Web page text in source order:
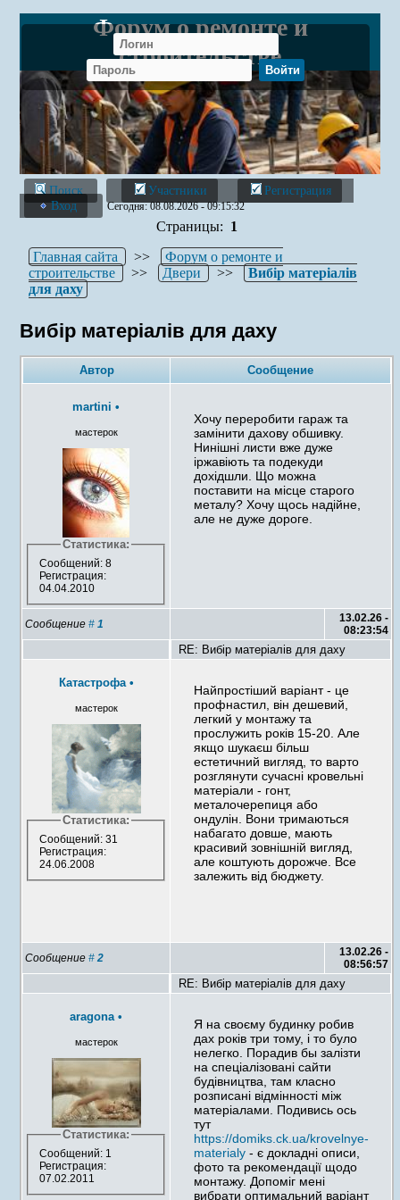
Форум о ремонте и
строительстве
Поиск Участники
Регистрация
Вход
Сегодня: 08.08.2026 - 09:15:32
Страницы: 1
Главная сайта
>>
Форум о ремонте и
строительстве
>> Двери >>
Вибір матеріалів
для даху
Вибір матеріалів для даху
Автор Сообщение
martini •
мастерок
Статистика:
Сообщений: 8
Регистрация:
04.04.2010
Хочу переробити гараж та
замінити дахову обшивку.
Нинішні листи вже дуже
іржавіють та подекуди
дохідшли. Що можна
поставити на місце старого
металу? Хочу щось надійне,
але не дуже дороге.
Сообщение#1
13.02.26 -
08:23:54
RE: Вибір матеріалів для даху
Катастрофа •
мастерок
Статистика:
Сообщений: 31
Регистрация:
24.06.2008
Найпростіший варіант - це
профнастил, він дешевий,
легкий у монтажу та
прослужить років 15-20. Але
якщо шукаєш більш
естетичний вигляд, то варто
розглянути сучасні кровельні
матеріали - гонт,
металочерепиця або
ондулін. Вони тримаються
набагато довше, мають
красивий зовнішній вигляд,
але коштують дорожче. Все
залежить від бюджету.
Сообщение#2
13.02.26 -
08:56:57
RE: Вибір матеріалів для даху
aragona •
мастерок
Статистика:
Сообщений: 1
Регистрация:
07.02.2011
Я на своєму будинку робив
дах років три тому, і то було
нелегко. Порадив бы залізти
на спеціалізовані сайти
будівництва, там класно
розписані відмінності між
матеріалами. Подивись ось
тут
https://domiks.ck.ua/krovelnye-
materialy - є докладні описи,
фото та рекомендації щодо
монтажу. Допоміг мені
вибрати оптимальний варіант